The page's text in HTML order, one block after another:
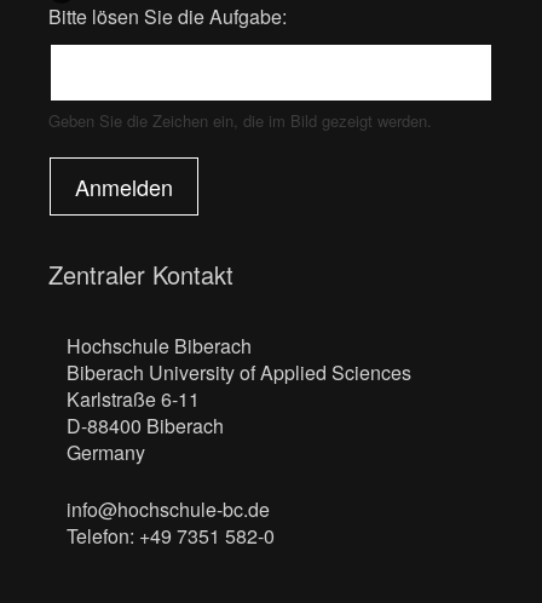
Bitte lösen Sie die Aufgabe:
Geben Sie die Zeichen ein, die im Bild gezeigt werden.
Anmelden
Zentraler Kontakt
Hochschule Biberach
Biberach University of Applied Sciences
Karlstraße 6-11
D-88400 Biberach
Germany
info@hochschule-bc.de
Telefon: +49 7351 582-0